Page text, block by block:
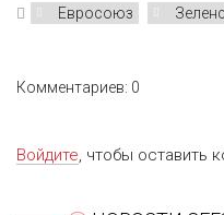
Евросоюз
Комментариев: 0
Войдите, чтобы оставить